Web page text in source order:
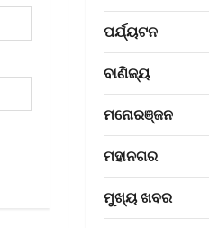
ପର୍ଯ୍ୟଟନ
ବାଣିଜ୍ୟ
ମନୋରଞ୍ଜନ
ମହାନଗର
ମୁଖ୍ୟ ଖବର